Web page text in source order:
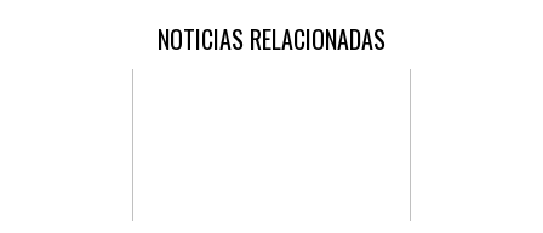
NOTICIAS RELACIONADAS